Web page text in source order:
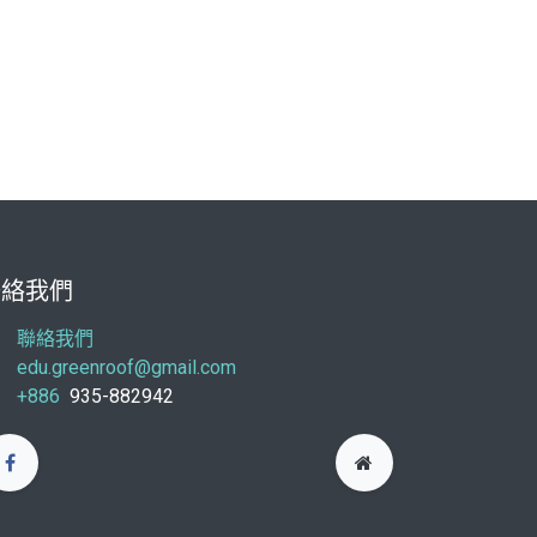
我們
聯絡我們
edu.greenroof@gmail.com
+886 935-882942